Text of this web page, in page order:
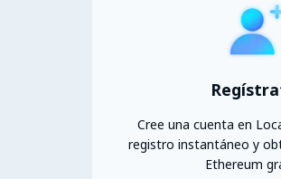
Cree una cuenta en
registro instantáneo y
Ethereum